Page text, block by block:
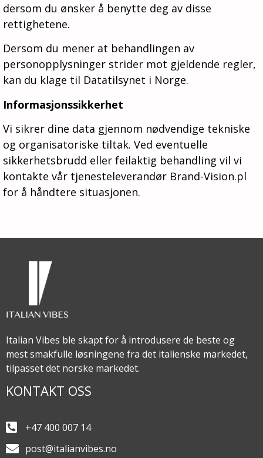
dersom du ønsker å benytte deg av disse
rettighetene.
Dersom du mener at behandlingen av
personopplysninger strider mot gjeldende regler,
kan du klage til Datatilsynet i Norge.
Informasjonssikkerhet
Vi sikrer dine data gjennom nødvendige tekniske
og organisatoriske tiltak. Ved eventuelle
sikkerhetsbrudd eller feilaktig behandling vil vi
kontakte vår tjenesteleverandør Brand-Vision.pl
for å håndtere situasjonen.
Italian Vibes ble skapt for å introdusere de beste og
mest smakfulle løsningene fra det italienske markedet,
tilpasset det norske markedet.
KONTAKT OSS
+47 400 007 14
post@italianvibes.no